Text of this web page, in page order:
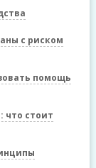
с риском
помощь
что стоит